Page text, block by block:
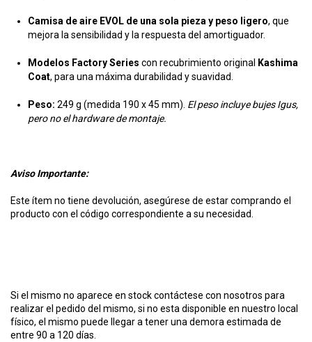
Camisa de aire EVOL de una sola pieza y peso ligero, que
mejora la sensibilidad y la respuesta del amortiguador.
Modelos Factory Series con recubrimiento original
Kashima
Coat, para una máxima durabilidad y suavidad.
Peso: 249 g (medida 190 x 45 mm). El peso incluye bujes Igus,
pero no el hardware de montaje.
Aviso Importante:
Este ítem no tiene devolución, asegúrese de estar comprando el
producto con el código correspondiente a su necesidad.
Si el mismo no aparece en stock contáctese con nosotros para
realizar el pedido del mismo, si no esta disponible en nuestro local
físico, el mismo puede llegar a tener una demora estimada de
entre 90 a 120 días.